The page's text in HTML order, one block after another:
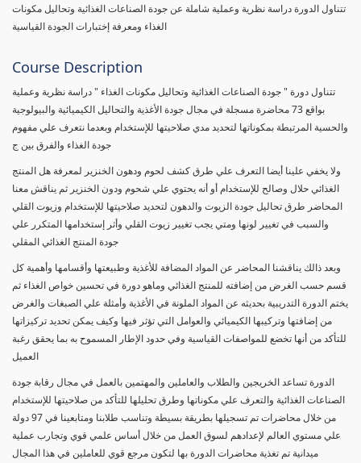
تتناول الدورة دراسة نظرية وعملية شاملة عن جودة الصناعات الغذائية وتحاليل مكونات
الغذاء ومعرفة إختبارات الجودة القياسية
Course Description
تتناول دورة " جودة الصناعات الغذائية وتحاليل مكونات الغذاء " دراسة نظرية وعملية
بواقع 73 محاضرة مسجلة في مجال جودة الأغذية والتحاليل الكيميائية والبيولوجية
والحسية المرتبطة بمكوناتها لتحديد مدي صلاحيتها للإستخدام وبعدما نتعرف علي مفهوم
جودة الغذاء والفرق بين ج
ولا يخفي علينا أيضا التعرف علي طرق كشف لحوم ودهون الخنزير لمعرفة هل المنتج
الغذائي حلال وصالح للإستخدام أو أنه يحتوي علي شحوم ودون الخنزير ثم يناقش معنا
المحاضر طرق تحاليل جودة الزيوت والدهون لتحديد صلاحيتها للإستخدام وزيوت القلي
والسبب في تغيير لونها ومتي يجب تغيير زيوت القلي وأثر إستخدامها المتكرر علي
جودة المنتج الغذائي المقلي
وبعد ذالك يناقشنا المحاضر عن المواد المضافة للأغذية وطبيعتها وأقسامها وأهمية كل
قسم حسب الغرض من إضافته للمنتج الغذائي وماهو دورة في تحسين خواص الغذاء ثم
يختم الدورة التدريبية بحديثه عن المواد الملونة في الأغذية وأمثلة علي الصبغات والغرض
من إضافتها وتركيبها الكيميائي والعوامل التي تؤثر فيها وكيف يمكن تحديد تركيزاتها
للتأكد من أنها تخضع للمواصفات القياسية وفي حدود الإطار المسموح به بما يحقق رغبة
العميل
الدورة تساعد الخريجين والطلاب والعاملين والمهتمين بالعمل في مجال رقابة جودة
الصناعات الغذائية والتعرف علي مكوناتها وطرق تحليلها للتأكد من صلاحيتها للإستخدام
من خلال محاضرات تم تسجيلها بطريقة بسيطة وتناسب طلابنا ومتابعينا في 97 دولة
علي مستوي العالم لإعدادهم لسوق العمل من خلال أساس علمي قوي وتجارب عملية
ميدانية تم تغذية محاضرات الدورة بها لتكون مرجع قوي للعاملين في هذا المجال